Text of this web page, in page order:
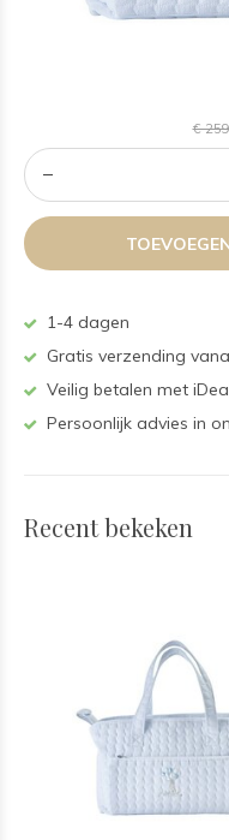
€
1-4 dagen
Gratis verzending
Veilig betalen met
Persoonlijk advies in
Recent bekeken